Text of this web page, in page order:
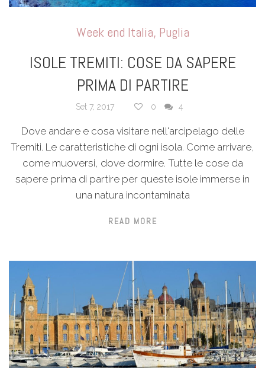
Week end Italia, Puglia
ISOLE TREMITI: COSE DA SAPERE
PRIMA DI PARTIRE
Set 7, 2017 0 4
Dove andare e cosa visitare nell'arcipelago delle
Tremiti. Le caratteristiche di ogni isola. Come arrivare,
come muoversi, dove dormire. Tutte le cose da
sapere prima di partire per queste isole immerse in
una natura incontaminata
READ MORE